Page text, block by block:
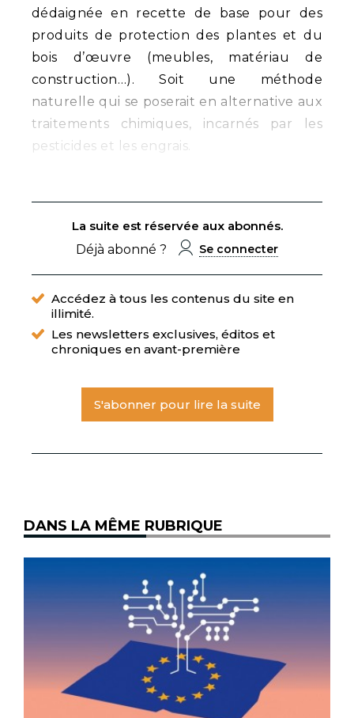
dédaignée en recette de base pour des
produits de protection des plantes et du
bois d’œuvre (meubles, matériau de
construction…). Soit une méthode
naturelle qui se poserait en alternative aux
traitements chimiques, incarnés par les
pesticides et les engrais.
La suite est réservée aux abonnés.
Déjà abonné ?
Se connecter
Accédez à tous les contenus du site en
illimité.
Les newsletters exclusives, éditos et
chroniques en avant-première
S'abonner pour lire la suite
DANS LA MÊME RUBRIQUE